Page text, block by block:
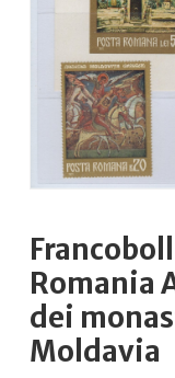
Romania
dei
Moldavia